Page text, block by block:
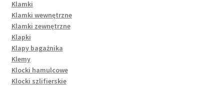
Klamki
Klamki wewnętrzne
Klamki zewnętrzne
Klapki
Klapy bagażnika
Klemy
Klocki hamulcowe
Klocki szlifierskie